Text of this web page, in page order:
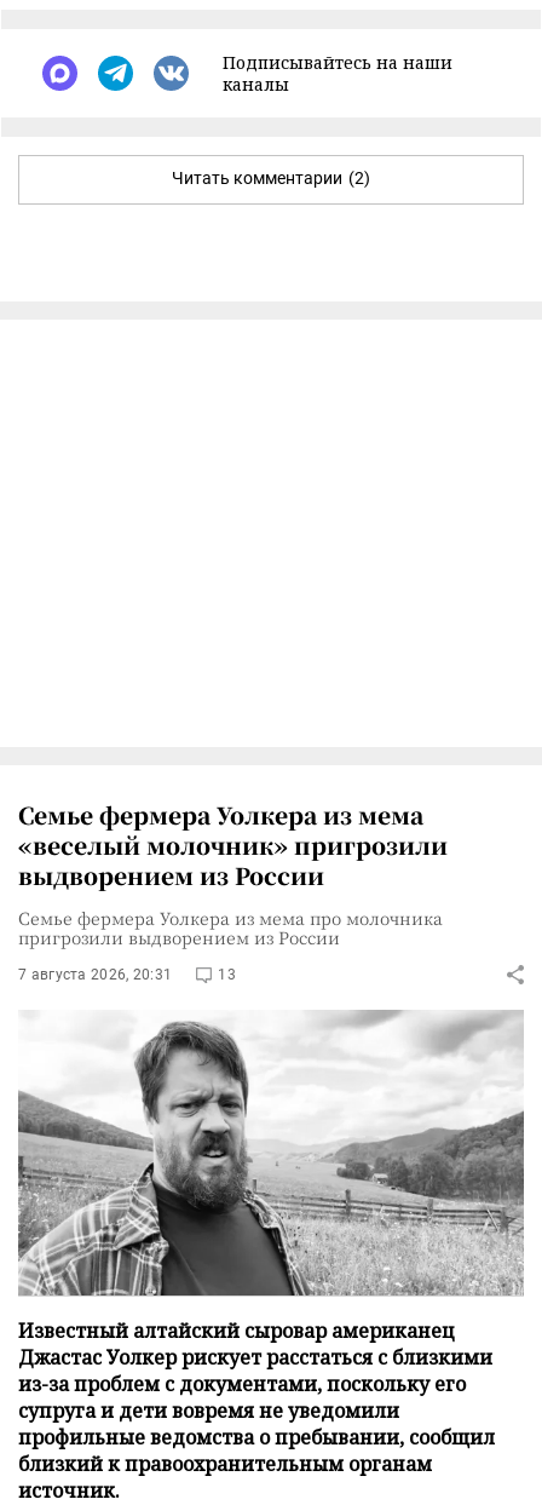
Подписывайтесь на наши
каналы
Читать комментарии (2)
Семье фермера Уолкера из мема
«веселый молочник» пригрозили
выдворением из России
Семье фермера Уолкера из мема про молочника
пригрозили выдворением из России
7 августа 2026, 20:31 13
Известный алтайский сыровар американец
Джастас Уолкер рискует расстаться с близкими
из-за проблем с документами, поскольку его
супруга и дети вовремя не уведомили
профильные ведомства о пребывании, сообщил
близкий к правоохранительным органам
источник.